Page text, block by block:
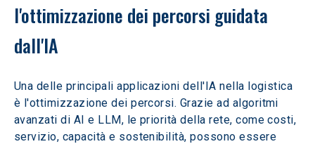
l'ottimizzazione dei percorsi guidata
dall'IA
Una delle principali applicazioni dell'IA nella logistica
è l'ottimizzazione dei percorsi. Grazie ad algoritmi
avanzati di AI e LLM, le priorità della rete, come costi,
servizio, capacità e sostenibilità, possono essere